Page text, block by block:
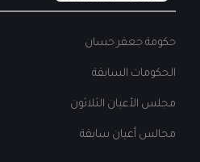
حكومة جعفر حسان
الحكومات السابقة
مجلس الأعيان الثلاثون
مجالس أعيان سابقة